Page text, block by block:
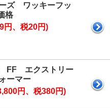
ズ ワッキーフッ
格
円、税20円)
FF エクストリー
ーマー
円、税380円)